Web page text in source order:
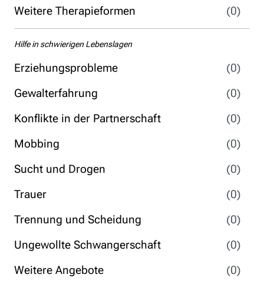
Weitere Therapieformen
(0)
Hilfe in schwierigen Lebenslagen
Erziehungsprobleme
(0)
Gewalterfahrung
(0)
Konflikte in der Partnerschaft
(0)
Mobbing
(0)
Sucht und Drogen
(0)
Trauer
(0)
Trennung und Scheidung
(0)
Ungewollte Schwangerschaft
(0)
Weitere Angebote
(0)